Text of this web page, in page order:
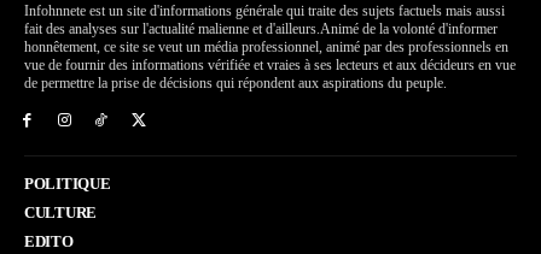
Infohnnete est un site d'informations générale qui traite des sujets factuels mais aussi
fait des analyses sur l'actualité malienne et d'ailleurs.Animé de la volonté d'informer
honnêtement, ce site se veut un média professionnel, animé par des professionnels en
vue de fournir des informations vérifiée et vraies à ses lecteurs et aux décideurs en vue
de permettre la prise de décisions qui répondent aux aspirations du peuple.
POLITIQUE
CULTURE
EDITO